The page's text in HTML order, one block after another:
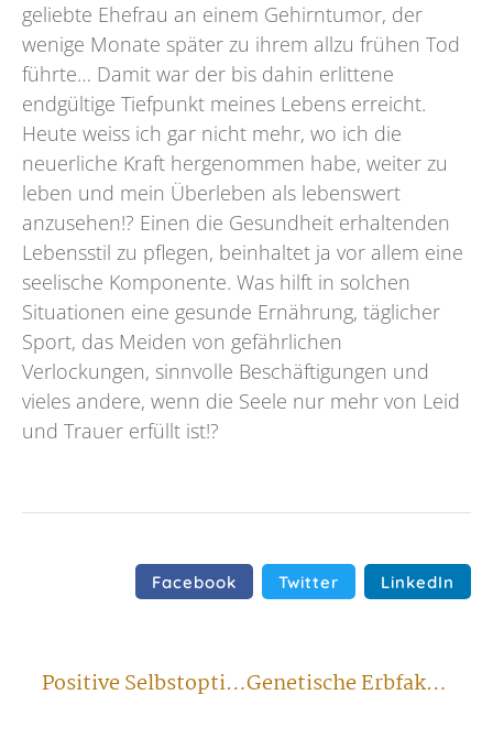
geliebte Ehefrau an einem Gehirntumor, der
wenige Monate später zu ihrem allzu frühen Tod
führte… Damit war der bis dahin erlittene
endgültige Tiefpunkt meines Lebens erreicht.
Heute weiss ich gar nicht mehr, wo ich die
neuerliche Kraft hergenommen habe, weiter zu
leben und mein Überleben als lebenswert
anzusehen!? Einen die Gesundheit erhaltenden
Lebensstil zu pflegen, beinhaltet ja vor allem eine
seelische Komponente. Was hilft in solchen
Situationen eine gesunde Ernährung, täglicher
Sport, das Meiden von gefährlichen
Verlockungen, sinnvolle Beschäftigungen und
vieles andere, wenn die Seele nur mehr von Leid
und Trauer erfüllt ist!?
Facebook Twitter LinkedIn
Positive Selbstoptimierung ist angesagt Genetische Erbfaktoren zählen für jeden